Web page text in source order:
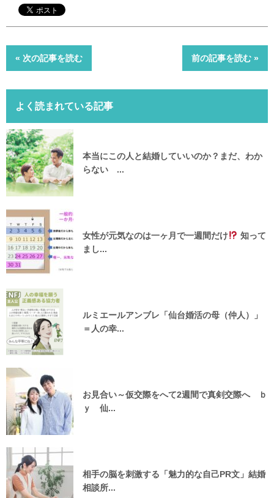
« 次の記事を読む 前の記事を読む »
よく読まれている記事
本当にこの人と結婚していいのか？まだ、わか
らない ...
女性が元気なのは一ヶ月で一週間だけ
知って
まし...
ルミエールアンブレ「仙台婚活の母（仲人）」
＝人の幸...
お見合い～仮交際をへて2週間で真剣交際へ ｂ
ｙ 仙...
相手の脳を刺激する「魅力的な自己PR文」結婚
相談所...